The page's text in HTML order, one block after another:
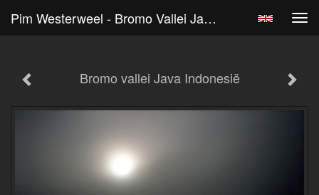
Pim Westerweel - Bromo Vallei Java Indonesië
Bromo vallei Java Indonesië